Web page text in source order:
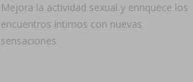
Mejora la actividad sexual y enriquece los
encuentros íntimos con nuevas
sensaciones.